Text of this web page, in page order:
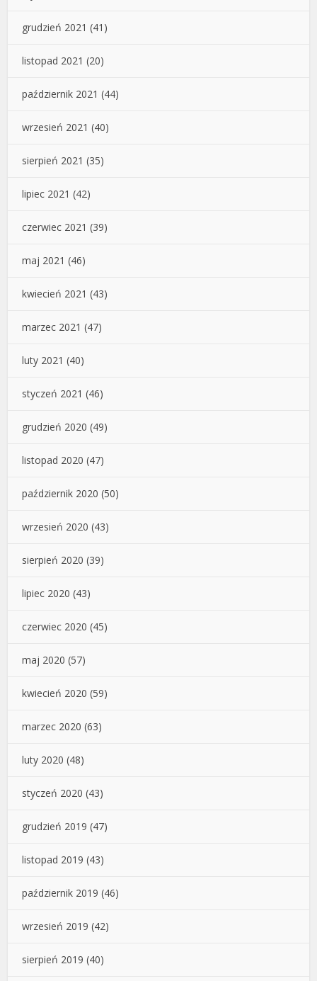
grudzień 2021 (41)
listopad 2021 (20)
październik 2021 (44)
wrzesień 2021 (40)
sierpień 2021 (35)
lipiec 2021 (42)
czerwiec 2021 (39)
maj 2021 (46)
kwiecień 2021 (43)
marzec 2021 (47)
luty 2021 (40)
styczeń 2021 (46)
grudzień 2020 (49)
listopad 2020 (47)
październik 2020 (50)
wrzesień 2020 (43)
sierpień 2020 (39)
lipiec 2020 (43)
czerwiec 2020 (45)
maj 2020 (57)
kwiecień 2020 (59)
marzec 2020 (63)
luty 2020 (48)
styczeń 2020 (43)
grudzień 2019 (47)
listopad 2019 (43)
październik 2019 (46)
wrzesień 2019 (42)
sierpień 2019 (40)